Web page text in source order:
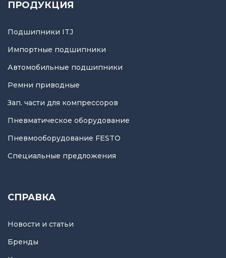
ПРОДУКЦИЯ
Подшипники ITJ
Импортные подшипники
Автомобильные подшипники
Ремни приводные
Зап. части для компрессоров
Пневматическое оборудование
Пневмооборудование FESTO
Специальные предложения
СПРАВКА
Новости и статьи
Бренды